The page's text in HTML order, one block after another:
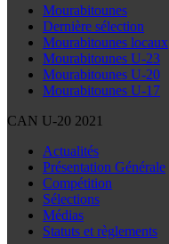
Mourabitounes
Dernière sélection
Mourabitounes locaux
Mourabitounes U-23
Mourabitounes U-20
Mourabitounes U-17
CAN U-20 2021
Actualités
Présentation Générale
Compétition
Sélections
Médias
Statuts et règlements